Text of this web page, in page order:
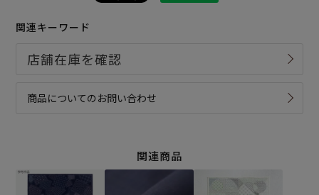
関連キーワード
商品についてのお問い合わせ
関連商品